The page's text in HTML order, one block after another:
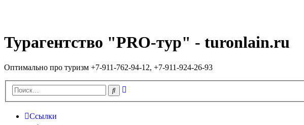
Турагентство "PRO-тур" - turonlain.ru
Оптимально про туризм +7-911-762-94-12, +7-911-924-26-93
Поиск
Ссылки